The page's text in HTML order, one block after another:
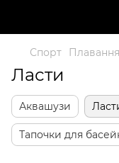
Спорт Плавання
Ласти
Аквашузи
Тапочки для